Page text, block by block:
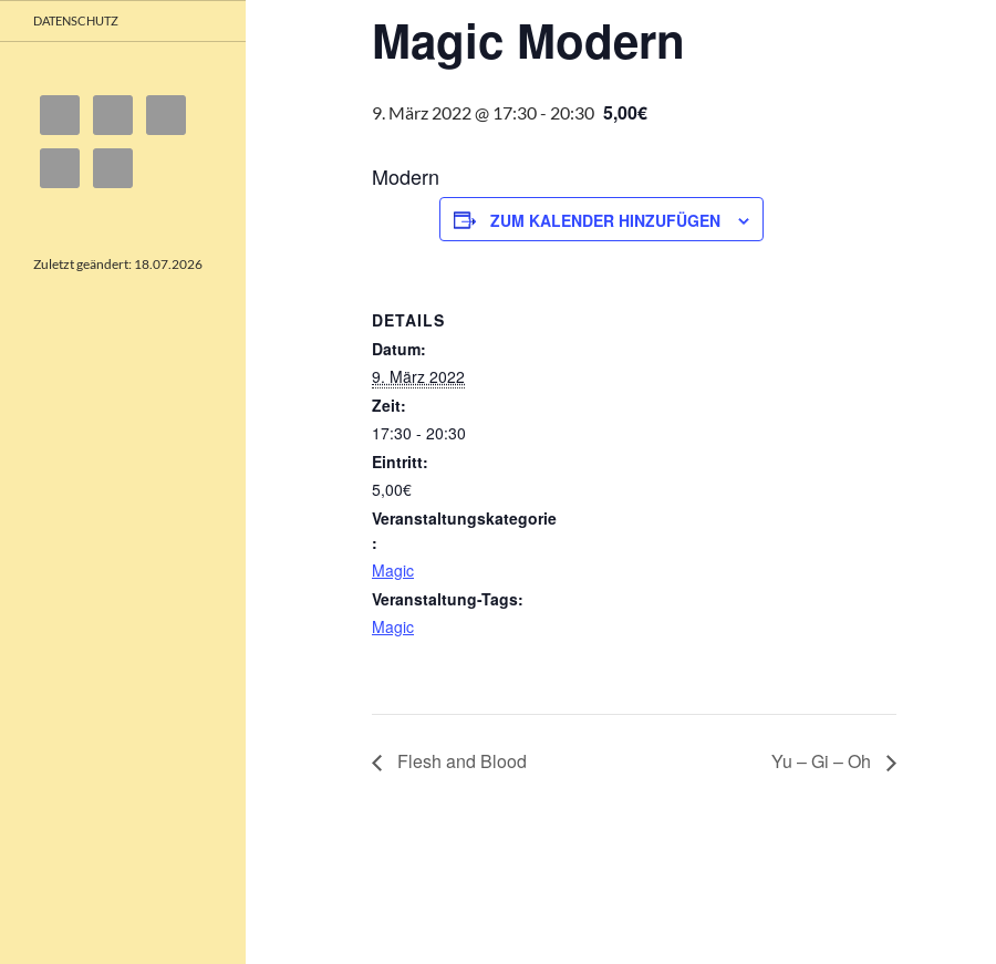
Magic Modern
9. März 2022 @ 17:30- 20:30 5,00€
Modern
ZUM KALENDER HINZUFÜGEN
DETAILS
Datum:
9. März 2022
Zeit:
17:30 - 20:30
Eintritt:
5,00€
Veranstaltungskategorie
:
Magic
Veranstaltung-Tags:
Magic
Flesh and Blood Yu – Gi – Oh
DATENSCHUTZ
Zuletzt geändert: 18.07.2026